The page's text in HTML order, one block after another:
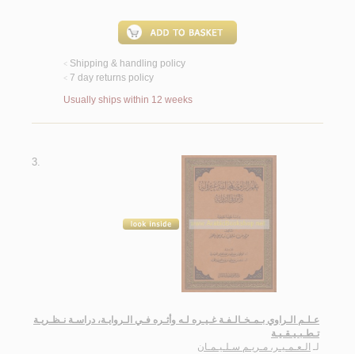
< Shipping & handling policy
< 7 day returns policy
Usually ships within 12 weeks
3.
عـلـم الـراوي بـمـخـالـفـة غـيـره لـه وأثـره فـي الـروايـة، دراسـة نـظـريـة
تـطـبـيـقـيـة
لـ الـعـمـيـر، مـريـم سـلـيـمـان